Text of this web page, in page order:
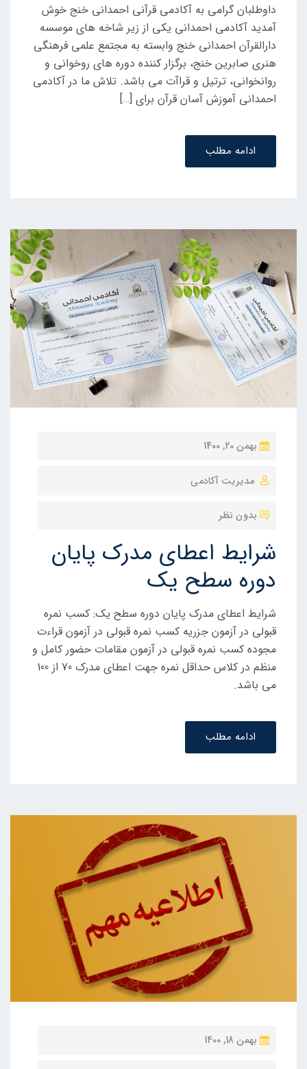
ر
داوطلبان گرامی به آکادمی قرآنی احمدانی خنج خوش
آمدید آکادمی احمدانی یکی از زیر شاخه های موسسه
دارالقرآن احمدانی خنج وابسته به مجتمع علمی فرهنگی
هنری صابرین خنج، برگزار کننده دوره های روخوانی و
روانخوانی، ترتیل و قراآت می باشد. تلاش ما در آکادمی
احمدانی آموزش آسان قرآن برای […]
ادامه مطلب
ن
ش
ه
ش
د
ه
ر
بهمن 20, 1400
مدیریت آکادمی
بدون نظر
شرایط اعطای مدرک پایان
دوره سطح یک
شرایط اعطای مدرک پایان دوره سطح یک: کسب نمره
قبولی در آزمون جزریه کسب نمره قبولی در آزمون قراءت
مجوده کسب نمره قبولی در آزمون مقامات حضور کامل و
منظم در کلاس حداقل نمره جهت اعطای مدرک 70 از 100
می باشد.
ادامه مطلب
نبهمن 18, 1400